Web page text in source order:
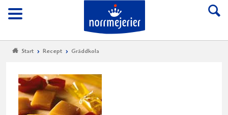
Meny
Till Norrmejerier
Start Recept Gräddkola